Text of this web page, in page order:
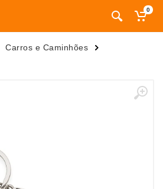
0
Carros e Caminhões